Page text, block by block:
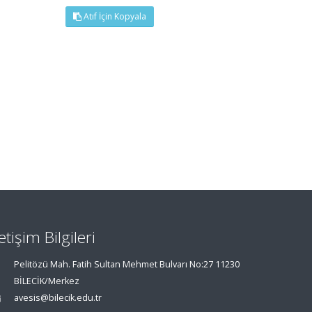
Atıf İçin Kopyala
Bilgileri
Pelitözü Mah. Fatih Sultan Mehmet Bulvarı No:27 11230
BİLECİK/Merkez
avesis@bilecik.edu.tr